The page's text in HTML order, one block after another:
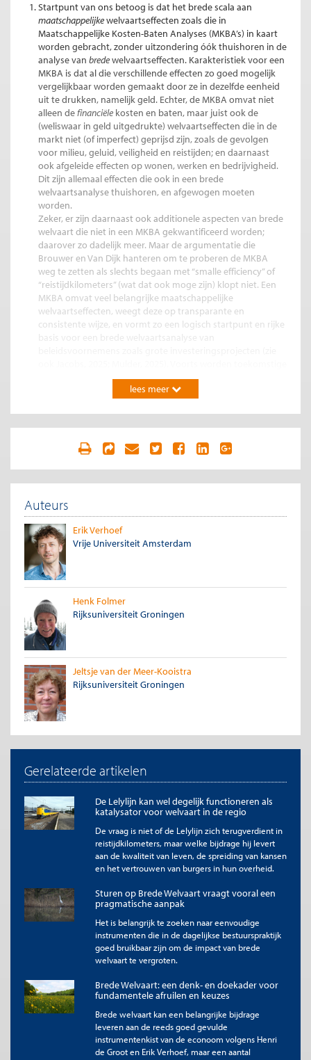
Startpunt van ons betoog is dat het brede scala aan
maatschappelijkewelvaartseffecten zoals die in
Maatschappelijke Kosten-Baten Analyses (MKBA’s) in kaart
worden gebracht, zonder uitzondering óók thuishoren in de
analyse van bredewelvaartseffecten. Karakteristiek voor een
MKBA is dat al die verschillende effecten zo goed mogelijk
vergelijkbaar worden gemaakt door ze in dezelfde eenheid
uit te drukken, namelijk geld. Echter, de MKBA omvat niet
alleen definanciële kosten en baten, maar juist ook de
(weliswaar in geld uitgedrukte) welvaartseffecten die in de
markt niet (of imperfect) geprijsd zijn, zoals de gevolgen
voor milieu, geluid, veiligheid en reistijden; en daarnaast
ook afgeleide effecten op wonen, werken en bedrijvigheid.
Dit zijn allemaal effecten die ook in een brede
welvaartsanalyse thuishoren, en afgewogen moeten
worden.
Zeker, er zijn daarnaast ook additionele aspecten van brede
welvaart die niet in een MKBA gekwantificeerd worden;
daarover zo dadelijk meer. Maar de argumentatie die
Brouwer en Van Dijk hanteren om te proberen de MKBA
weg te zetten als slechts begaan met “smalle efficiency” of
“reistijdkilometers” (wat dat ook moge zijn) klopt niet. Een
MKBA omvat veel belangrijke maatschappelijke
welvaartseffecten, weegt deze op transparante en
consistente wijze, en vormt zo een logisch startpunt en rijke
baten en kosten verdisconteerd.
MKBA’s naar de eerder voorgestelde Zuiderzeelijn, en meer
recentelijk de Lelylijn, laten zonder uitzondering zien dat de
positieve maatschappelijke welvaartseffecten, ofwel de
maatschappelijke baten, slechts zo’n 20% tot maximaal 40%
van de maatschappelijke kosten bedragen. Echter, zelfs dit
somber stemmende percentage is vermoedelijk toch nog te
deze verwachting bijgesteld tot 14 miljard, waarmee de toch
al lage percentages verder verslechteren. Om een gevoel
van de orde van grootte te geven: 14 miljard betekent een
investeringsbedrag van 10.000 Euro per huidige inwoner
van de volledige provincies Groningen, Friesland en de
gemeente Noordoostpolder. Ofwel, een investeringsbedrag
van bijna een half miljard voor gemeentes als Eemsdelta of
Noardeast-Fryslân.
De grote vraag is of met zulke bedragen de brede welvaart
in deze gebieden inderdaad het meest wordt bevorderd
wanneer ze worden geïnvesteerd in een bescheiden (zie
punt 3) verkorting van de reistijd tussen de
provinciehoofdsteden en Amsterdam vanaf op z’n vroegst
2045.
Een belangrijke reden waarom de baten van de Lelylijn
nogal eens overschat worden, is dat de reistijd met de
Zwolle. Echter, wanneer de Lelylijn op zijn vroegst in 2045
gaat rijden, zouden twee belangrijke
investeringsprogramma’s op het nationale spoor al voltooid
moeten zijn: de invoering van het beveiligingssysteem
ERTMS en de verhoging van de bovenleidingspanning naar
3 KV (kilovolt). Daarmee kunnen snelheden op het reguliere
spoor tot 200 km/u gehaald worden en de frequenties
aanmerkelijk verhoogd worden. Daarmee verschrompelt de
reistijdwinst van de Lelylijn, die dezelfde snelheid haalt, op
de hierboven genoemde verbindingen tot ongeveer een
kwartier.
Voor de gemiddelde huidige treinreiziger maakt zo’n
kwartier reistijdwinst de treinreis in dezelfde mate
aantrekkelijker als dat een verlaging van het tarief van € 2,50
zou doen. De waardering voor reistijdwinsten is namelijk om
en nabij € 10 per uur, en zal lager uitvallen als mensen goed
kunnen werken in de trein. De lezer die geneigd is alle
voorgespiegelde vergezichten als gevolg van de Lelylijn te
geloven, zou zich nu toch even eerlijk moeten afvragen of zij
of hij van een tariefverlaging van € 2,50 voor treinreizen
naar Amsterdam dezelfde grootse effecten voor Noord
Nederland zou verwachten als van de Lelylijn. Het risico is
lees meer
Auteurs
Erik Verhoef
Vrije Universiteit Amsterdam
Henk Folmer
Rijksuniversiteit Groningen
Jeltsje van der Meer-Kooistra
Rijksuniversiteit Groningen
Gerelateerde artikelen
De Lelylijn kan wel degelijk functioneren als
katalysator voor welvaart in de regio
De vraag is niet of de Lelylijn zich terugverdient in
reistijdkilometers, maar welke bijdrage hij levert
aan de kwaliteit van leven, de spreiding van kansen
en het vertrouwen van burgers in hun overheid.
Sturen op Brede Welvaart vraagt vooral een
pragmatische aanpak
Het is belangrijk te zoeken naar eenvoudige
instrumenten die in de dagelijkse bestuurspraktijk
goed bruikbaar zijn om de impact van brede
welvaart te vergroten.
Brede Welvaart: een denk- en doekader voor
fundamentele afruilen en keuzes
Brede welvaart kan een belangrijke bijdrage
leveren aan de reeds goed gevulde
instrumentenkist van de econoom volgens Henri
de Groot en Erik Verhoef, maar een aantal